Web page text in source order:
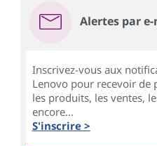
Alertes par
Inscrivez-vous aux
Lenovo pour recevoir de
les produits, les ventes,
encore...
S'inscrire >